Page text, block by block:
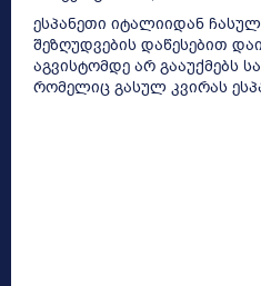
ესპანეთი იტალიიდან
შეზღუდვების დაწესებით
აგვისტომდე არ გააუქმებს
რომელიც გასულ კვირას